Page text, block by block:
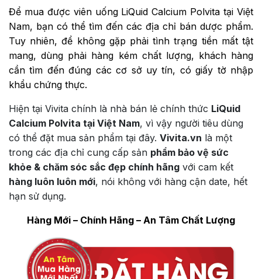
Để mua được viên uống LiQuid Calcium Polvita tại Việt
Nam, bạn có thể tìm đến các địa chỉ bán dược phẩm.
Tuy nhiên, để không gặp phải tình trạng tiền mất tật
mang, dùng phải hàng kém chất lượng, khách hàng
cần tìm đến đúng các cơ sở uy tín, có giấy tờ nhập
khẩu chứng thực.
Hiện tại Vivita chính là nhà bán lẻ chính thức LiQuid
Calcium Polvita tại Việt Nam, vì vậy người tiêu dùng
có thể đặt mua sản phẩm tại đây. Vivita.vn là một
trong các địa chỉ cung cấp sản phẩm bảo vệ sức
khỏe & chăm sóc sắc đẹp chính hãng với cam kết
hàng luôn luôn mới, nói không với hàng cận date, hết
hạn sử dụng.
Hàng Mới – Chính Hãng – An Tâm Chất Lượng